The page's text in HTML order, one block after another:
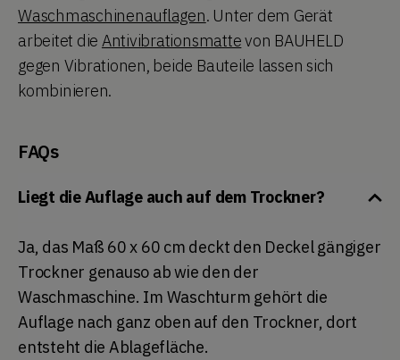
Waschmaschinenauflagen. Unter dem Gerät
arbeitet die Antivibrationsmattevon BAUHELD
gegen Vibrationen, beide Bauteile lassen sich
kombinieren.
FAQs
Liegt die Auflage auch auf dem Trockner?
Ja, das Maß 60 x 60 cm deckt den Deckel gängiger
Trockner genauso ab wie den der
Waschmaschine. Im Waschturm gehört die
Auflage nach ganz oben auf den Trockner, dort
entsteht die Ablagefläche.